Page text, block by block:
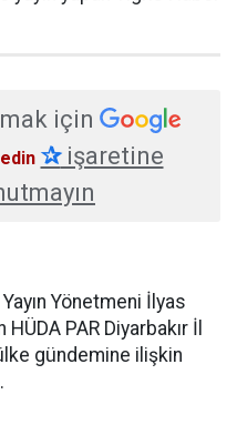
için
✰işaretine
Yönetmeni İlyas
PAR Diyarbakır İl
gündemine ilişkin